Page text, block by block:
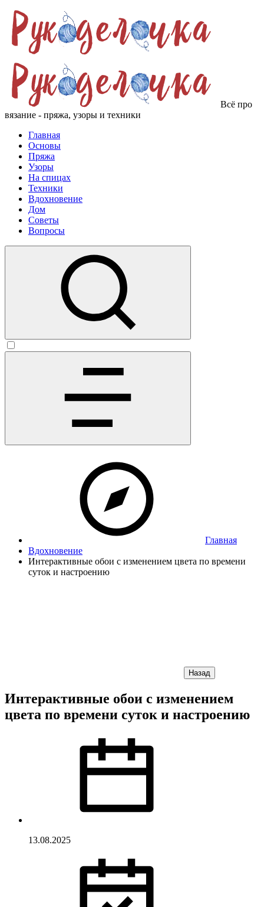
Всё про
вязание - пряжа, узоры и техники
Главная
Основы
Пряжа
Узоры
На спицах
Техники
Вдохновение
Дом
Советы
Вопросы
Главная
Вдохновение
Интерактивные обои с изменением цвета по времени
суток и настроению
Назад
Интерактивные обои с изменением
цвета по времени суток и настроению
13.08.2025